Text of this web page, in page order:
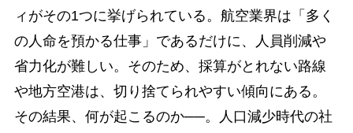
ィがその1つに挙げられている。航空業界は「多く
の人命を預かる仕事」であるだけに、人員削減や
省力化が難しい。そのため、採算がとれない路線
や地方空港は、切り捨てられやすい傾向にある。
その結果、何が起こるのか──。人口減少時代の社